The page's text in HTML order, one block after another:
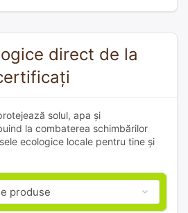
direct de la
solul, apa și
la combaterea schimbărilor
ecologice locale pentru tine și